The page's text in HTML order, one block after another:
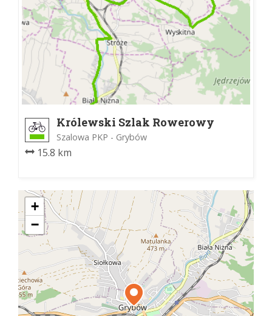
Królewski Szlak Rowerowy
Szalowa PKP - Grybów
15.8 km
+
−